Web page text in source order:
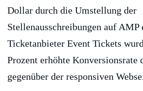
Dollar durch die Umstellung der
Stellenausschreibungen auf
Ticketanbieter Event Tickets
Prozent erhöhte Konversionsrate
gegenüber der responsiven